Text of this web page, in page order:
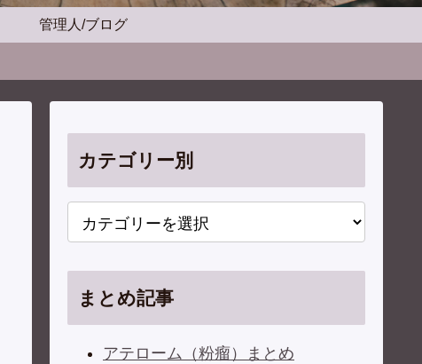
管理人/ブログ
カテゴリー別
まとめ記事
アテローム（粉瘤）まとめ